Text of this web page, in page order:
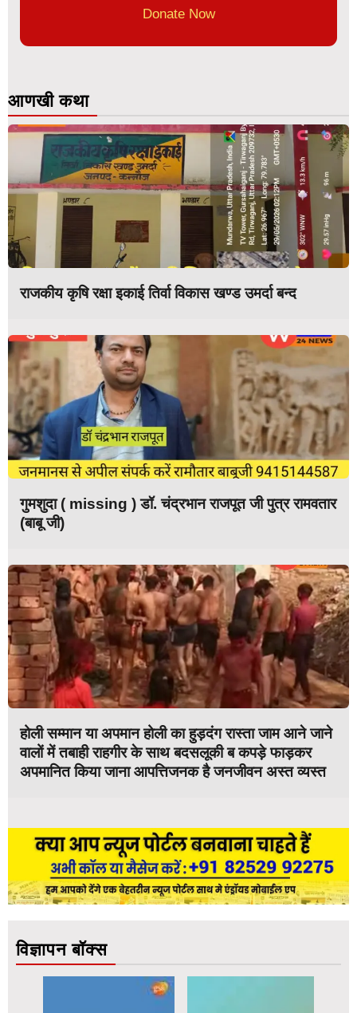
Donate Now
आणखी कथा
राजकीय कृषि रक्षा इकाई तिर्वा विकास खण्ड उमर्दा बन्द
गुमशुदा ( missing ) डॉ. चंद्रभान राजपूत जी पुत्र रामवतार
(बाबू जी)
होली सम्मान या अपमान होली का हुड़दंग रास्ता जाम आने जाने
वालों में तबाही राहगीर के साथ बदसलूकी ब कपड़े फाड़कर
अपमानित किया जाना आपत्तिजनक है जनजीवन अस्त व्यस्त
विज्ञापन बॉक्स